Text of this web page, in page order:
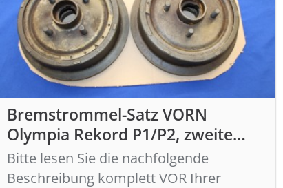
Bremstrommel-Satz VORN
Olympia Rekord P1/P2, zweite
Serie
Bitte lesen Sie die nachfolgende
Beschreibung komplett VOR Ihrer